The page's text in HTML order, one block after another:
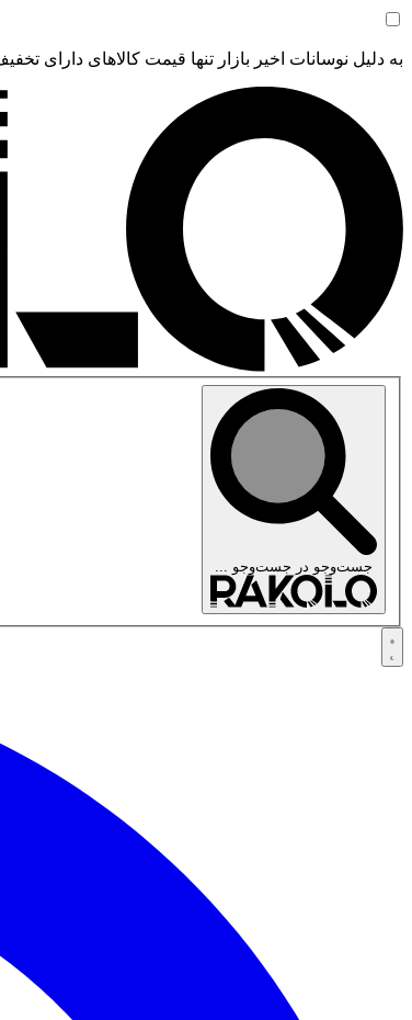
به دلیل نوسانات اخیر بازار تنها قیمت کالاهای دارای
جست‌وجو در جست‌وجو ...